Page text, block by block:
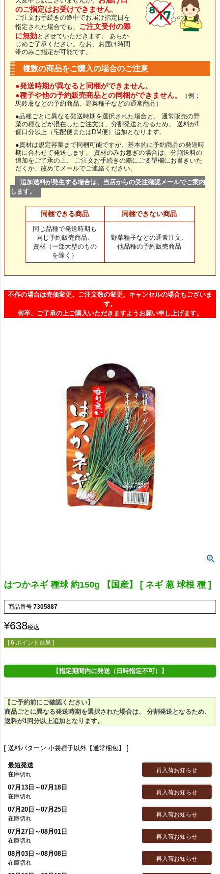
のご指定はお受けできません。
ご注文お手続きの途中でお届け指定日を
指定された場合でも、 ご注文受付の際
に無効とさせていただきます。 あらか
じめご了承ください。なお、お届け時間
帯のみご指定が可能です。
複数の商品をご購入の場合のご注意
●発送時期が異なると同梱ができません。
●種子や他の予約販売商品との同梱ができません。
（例：
馬鈴薯などの予約商品、野菜種子などの通常商品）
●品種ごとに異なる発送時期を選択された場合と、 通常販売の野
菜の種などが混在したご注文は、分割発送となるため、 送料が1
個口分以上（宅配便またはDM便）追加となります。
●資材は規定容量まで同梱可能ですが、基本的に予約商品の発送時
期に合わせて発送します。 資材のみお急ぎの場合は、分割送料の
追加をご了承の上、 ご注文お手続きの際にご要望欄にお書きいた
だくか、改めてメールでご連絡ください。
追加送料が発生する場合は、当店からの受注確認メールでご案内
します。
同梱できる商品 同梱できない商品
同じ品種で発送時期も
同じ予約販売商品、
資材（一部大型のもの
を除く）
野菜種子などの通常注文、
他品種の予約販売商品
不作の場合は売価変更、ご注文数の変更、キャンセルの場合もございま
す。
何卒、ご了承の上ご購入いただきますようお願い申し上げます。
はつかネギ 種球 約150g 【国産】 [ ネギ 葱 球根 種 ]
商品番号 7305887
¥638税込
[ 6 ポイント進呈 ]
【指定期間内に発送（日時指定不可）】
【ご予約前にご確認ください】
商品ごとに異なる発送時期を選択された場合は、 分割発送となるため、
送料が1回分以上追加となります。
送料パターン 小袋種子以外【通常梱包】
最短発送
在庫切れ
再入荷お知らせ
07月13日～07月18日
在庫切れ
再入荷お知らせ
07月20日～07月25日
在庫切れ
再入荷お知らせ
07月27日～08月01日
在庫切れ
再入荷お知らせ
08月03日～08月08日
在庫切れ
再入荷お知らせ